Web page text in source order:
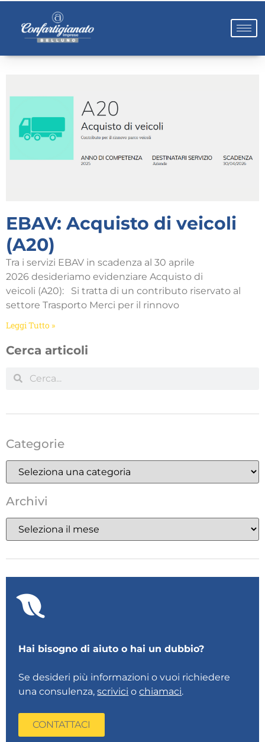
EBAV: Acquisto di veicoli
(A20)
Tra i servizi EBAV in scadenza al 30 aprile
2026 desideriamo evidenziare Acquisto di
veicoli (A20): Si tratta di un contributo riservato al
settore Trasporto Merci per il rinnovo
Leggi Tutto »
Cerca articoli
Categorie
Archivi
Hai bisogno di aiuto o hai un dubbio?
Se desideri più informazioni o vuoi richiedere
una consulenza,scrivici ochiamaci.
CONTATTACI